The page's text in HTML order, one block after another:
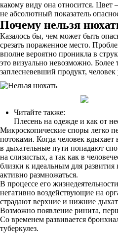
какому виду она относится. Цвет
не абсолютный показатель
Почему нельзя
Казалось бы, чем может быть
срезать пораженное место.
вполне вероятно проникла в
это визуально невозможно. Более
заплесневевший продукт,
Читайте также:
Плесень на одежде и как от
Микроскопические споры легко
потоками. Когда человек вдыхает
в дыхательные пути попадают
на слизистых, а так как в
близки к идеальным для развития
активно размножаться.
В процессе его
негативно воздействующие на
страдают верхние и нижние
Возможно появление ринита,
Со временем развивается
туберкулез.